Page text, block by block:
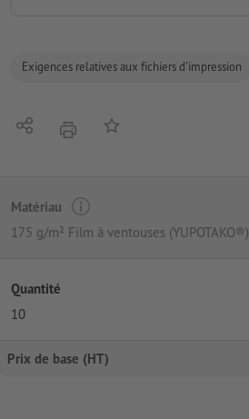
Exigences relatives aux fichiers d'impression
PartagerimprimerAjouter à liste d'article
Matériau
175 g/m² Film à ventouses (YUPOTAKO®)
Quantité
10
Prix de base (HT)